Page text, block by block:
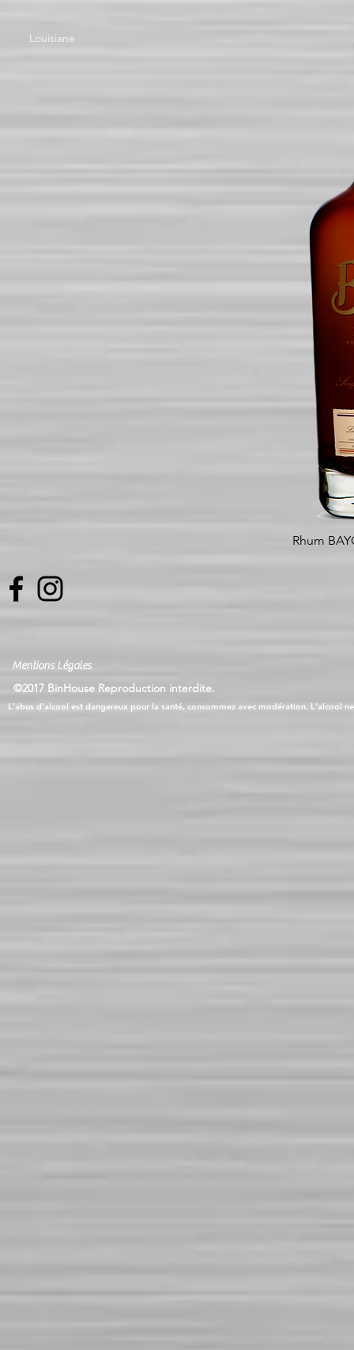
Louisiane
Rhum
Mentions Légales
©2017 BinHouse Reproduction interdite.
L'abus d'alcool est dangereux pour la santé, consommez avec modération. L'alcool